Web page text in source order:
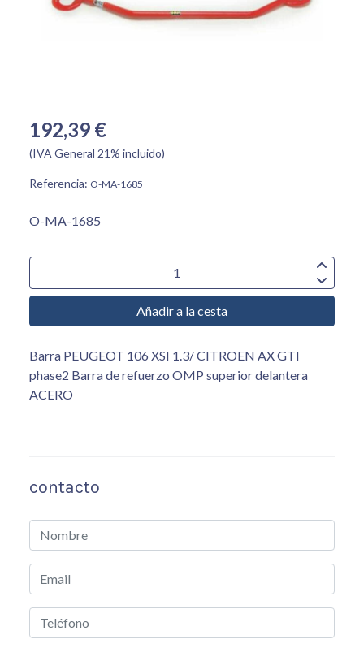
192,39 €
(IVA General 21% incluido)
Referencia: O-MA-1685
O-MA-1685
Añadir a la cesta
Barra PEUGEOT 106 XSI 1.3/ CITROEN AX GTI
phase2 Barra de refuerzo OMP superior delantera
ACERO
contacto